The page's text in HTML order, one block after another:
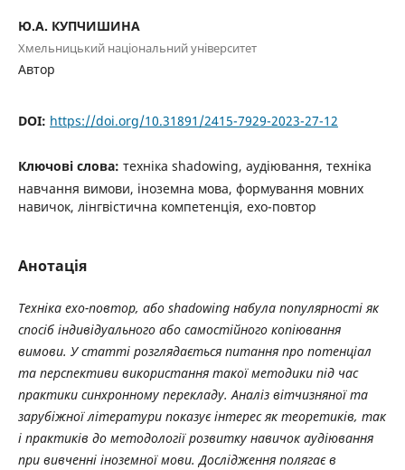
Ю.А. КУПЧИШИНА
Хмельницький національний університет
Автор
DOI: https://doi.org/10.31891/2415-7929-2023-27-12
Ключові слова: техніка shadowing, аудіювання, техніка
навчання вимови, іноземна мова, формування мовних
навичок, лінгвістична компетенція, ехо-повтор
Анотація
Техніка ехо-повтор, або shadowing набула популярності як
спосіб індивідуального або самостійного копіювання
вимови. У статті розглядається питання про потенціал
та перспективи використання такої методики під час
практики синхронному перекладу. Аналіз вітчизняної та
зарубіжної літератури показує інтерес як теоретиків, так
і практиків до методології розвитку навичок аудіювання
при вивченні іноземної мови. Дослідження полягає в